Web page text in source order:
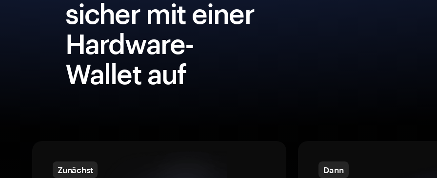
sicher mit einer
Hardware-
Wallet auf
Zunächst Dann